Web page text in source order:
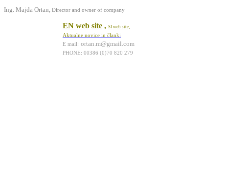
Ing. Majda Ortan, Director and owner of company
EN web site , SI web site,
Aktualne novice in članki
E mail: ortan.m@gmail.com
PHONE: 00386 (0)70 820 279